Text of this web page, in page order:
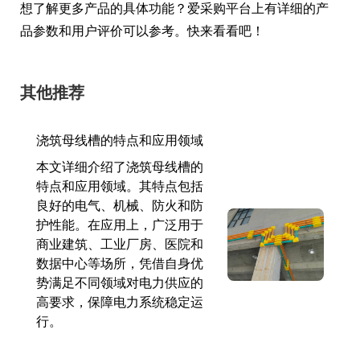
想了解更多产品的具体功能？爱采购平台上有详细的产
品参数和用户评价可以参考。快来看看吧！
其他推荐
浇筑母线槽的特点和应用领域
本文详细介绍了浇筑母线槽的
特点和应用领域。其特点包括
良好的电气、机械、防火和防
护性能。在应用上，广泛用于
商业建筑、工业厂房、医院和
数据中心等场所，凭借自身优
势满足不同领域对电力供应的
高要求，保障电力系统稳定运
行。